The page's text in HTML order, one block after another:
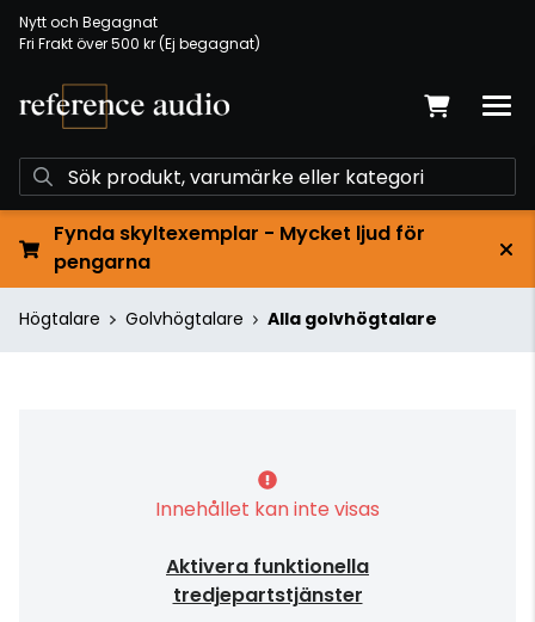
Nytt och Begagnat
Fri Frakt över 500 kr (Ej begagnat)
Fynda skyltexemplar - Mycket ljud för
pengarna
Högtalare Golvhögtalare Alla golvhögtalare
Innehållet kan inte visas
Aktivera funktionella
tredjepartstjänster